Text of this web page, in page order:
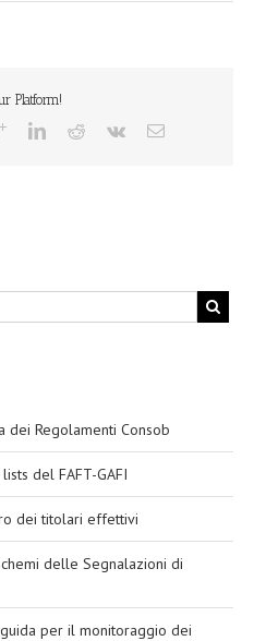
Platform!
dei Regolamenti Consob
del FAFT-GAFI
dei titolari effettivi
delle Segnalazioni di
per il monitoraggio dei